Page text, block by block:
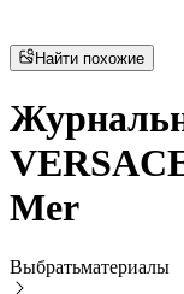
Найти похожие
Mer
Выбратьматериалы